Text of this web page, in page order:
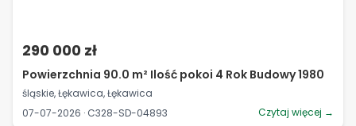
290 000 zł
Powierzchnia 90.0 m² Ilość pokoi 4 Rok Budowy 1980
śląskie, Łękawica, Łękawica
07-07-2026 · C328-SD-04893
Czytaj więcej →